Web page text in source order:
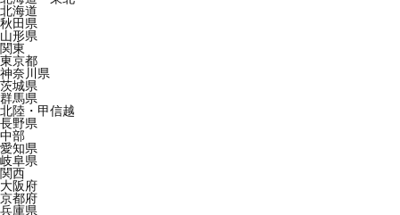
北海道
秋田県
山形県
関東
東京都
神奈川県
茨城県
群馬県
北陸・甲信越
長野県
中部
愛知県
岐阜県
関西
大阪府
京都府
兵庫県